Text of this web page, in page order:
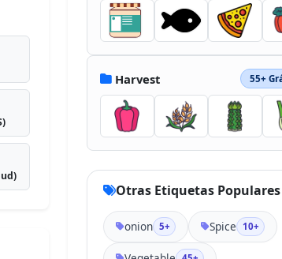
Harvest 55+
Otras Etiquetas Populares
onion 5+ Spice 10+